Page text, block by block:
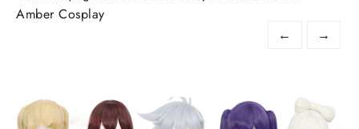
Amber Cosplay
←
→